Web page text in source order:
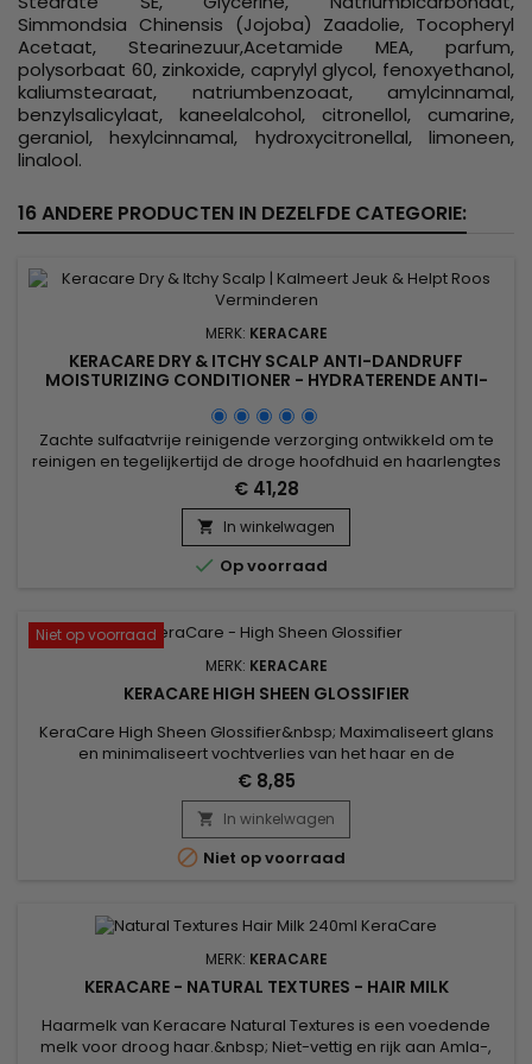
Simmondsia Chinensis (Jojoba) Zaadolie, Tocopheryl
Acetaat, Stearinezuur,Acetamide MEA, parfum,
polysorbaat 60, zinkoxide, caprylyl glycol, fenoxyethanol,
kaliumstearaat, natriumbenzoaat, amylcinnamal,
benzylsalicylaat, kaneelalcohol, citronellol, cumarine,
geraniol, hexylcinnamal, hydroxycitronellal, limoneen,
linalool.
16 ANDERE PRODUCTEN IN DEZELFDE CATEGORIE:
MERK: KERACARE
KERACARE DRY & ITCHY SCALP ANTI-DANDRUFF
MOISTURIZING CONDITIONER - HYDRATERENDE ANTI-
Zachte sulfaatvrije reinigende verzorging ontwikkeld om te
reinigen en tegelijkertijd de droge hoofdhuid en haar­lengtes
intensief te hydrateren. Ideaal bij roos, jeuk, droogheid of
schilfering gerelateerd aan seborroïsche dermatitis. Klinisch
getest: verbetert de elasticiteit tot 105%, verhoogt de
hydratatie met 9,7% en verbetert het ontwarren met...
€ 41,28
 In winkelwagen
 Op voorraad
Niet op voorraad
MERK: KERACARE
KERACARE HIGH SHEEN GLOSSIFIER
KeraCare High Sheen Glossifier&nbsp; Maximaliseert glans
en minimaliseert vochtverlies van het haar en de
hoofdhuid.&nbsp; Bevat natuurlijke lipofiele verzachtende
middelen om nagelriemoppervlakken af te dichten.&nbsp;
Minimaliseert breuk.&nbsp; Haar blijft gloeien, vol en
vloeibaar met beweging !&nbsp; 115gr
€ 8,85
 In winkelwagen
 Niet op voorraad
MERK: KERACARE
KERACARE - NATURAL TEXTURES - HAIR MILK
Haarmelk van Keracare Natural Textures is een voedende
melk voor droog haar.&nbsp; Niet-vettig en rijk aan Amla-,